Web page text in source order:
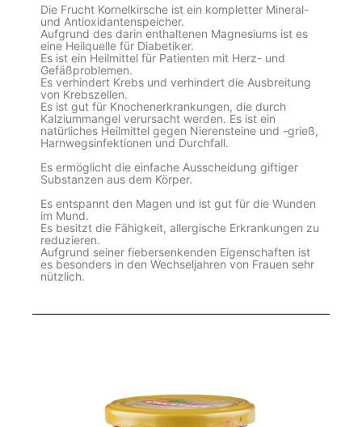
Die Frucht Kornelkirsche ist ein kompletter Mineral-
und Antioxidantenspeicher.
Aufgrund des darin enthaltenen Magnesiums ist es
eine Heilquelle für Diabetiker.
Es ist ein Heilmittel für Patienten mit Herz- und
Gefäßproblemen.
Es verhindert Krebs und verhindert die Ausbreitung
von Krebszellen.
Es ist gut für Knochenerkrankungen, die durch
Kalziummangel verursacht werden. Es ist ein
natürliches Heilmittel gegen Nierensteine und -grieß,
Harnwegsinfektionen und Durchfall.
Es ermöglicht die einfache Ausscheidung giftiger
Substanzen aus dem Körper.
Es entspannt den Magen und ist gut für die Wunden
im Mund.
Es besitzt die Fähigkeit, allergische Erkrankungen zu
reduzieren.
Aufgrund seiner fiebersenkenden Eigenschaften ist
es besonders in den Wechseljahren von Frauen sehr
nützlich.